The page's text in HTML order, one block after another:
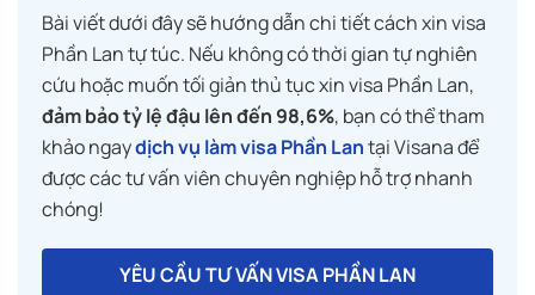
Bài viết dưới đây sẽ hướng dẫn chi tiết cách xin visa
Phần Lan tự túc. Nếu không có thời gian tự nghiên
cứu hoặc muốn tối giản thủ tục xin visa Phần Lan,
đảm bảo tỷ lệ đậu lên đến 98,6%, bạn có thể tham
khảo ngaydịch vụ làm visa Phần Lantại Visana để
được các tư vấn viên chuyên nghiệp hỗ trợ nhanh
chóng!
YÊU CẦU TƯ VẤN VISA PHẦN LAN